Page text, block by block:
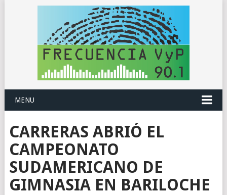
MENU
CARRERAS ABRIÓ EL
CAMPEONATO
SUDAMERICANO DE
GIMNASIA EN BARILOCHE